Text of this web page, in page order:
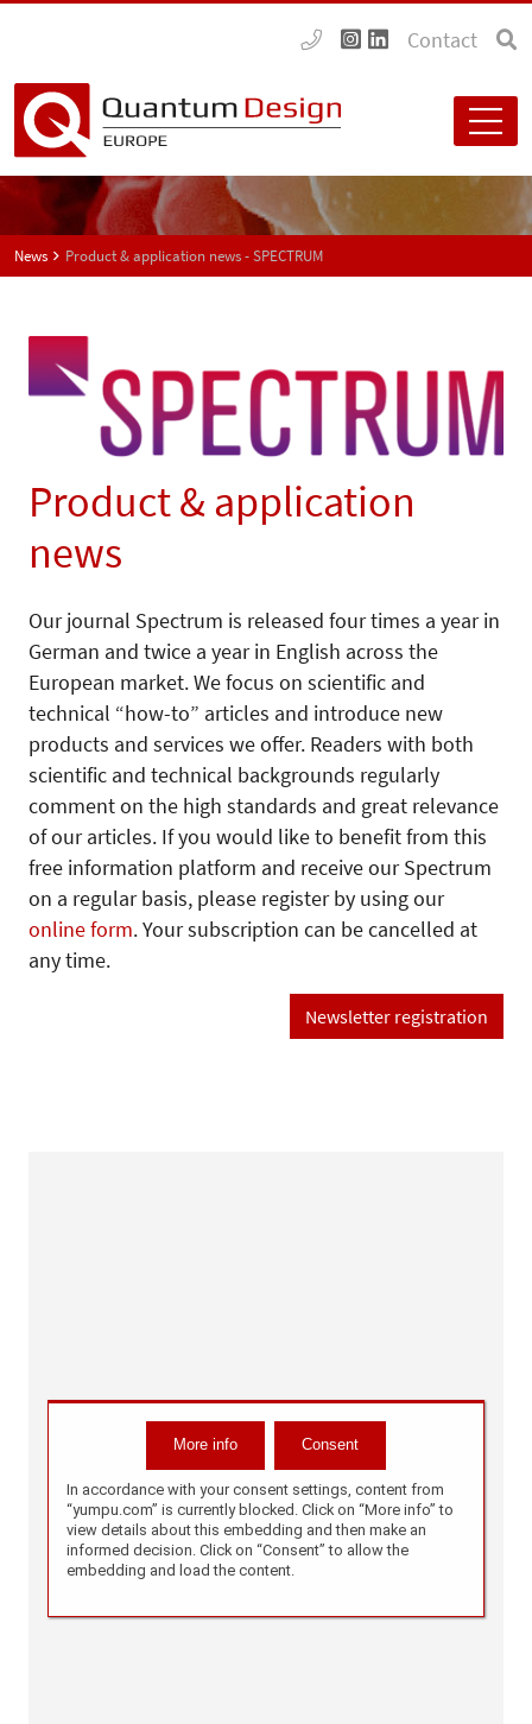
Contact
News Product & application news - SPECTRUM
Product & application
news
Our journal Spectrum is released four times a year in
German and twice a year in English across the
European market. We focus on scientific and
technical “how-to” articles and introduce new
products and services we offer. Readers with both
scientific and technical backgrounds regularly
comment on the high standards and great relevance
of our articles. If you would like to benefit from this
free information platform and receive our Spectrum
on a regular basis, please register by using our
online form. Your subscription can be cancelled at
any time.
Newsletter registration